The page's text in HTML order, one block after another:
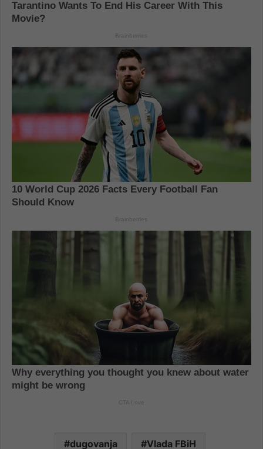
dugovanja Vlada FBiH